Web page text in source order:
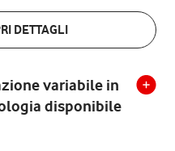
DETTAGLI
variabile in
disponibile